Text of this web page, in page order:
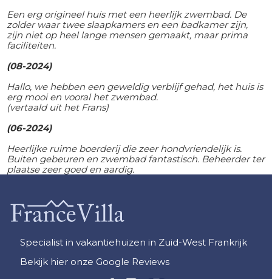
Een erg origineel huis met een heerlijk zwembad. De
zolder waar twee slaapkamers en een badkamer zijn,
zijn niet op heel lange mensen gemaakt, maar prima
faciliteiten.
(08-2024)
Hallo, we hebben een geweldig verblijf gehad, het huis is
erg mooi en vooral het zwembad.
(vertaald uit het Frans)
(06-2024)
Heerlijke ruime boerderij die zeer hondvriendelijk is.
Buiten gebeuren en zwembad fantastisch. Beheerder ter
plaatse zeer goed en aardig.
Specialist in vakantiehuizen in Zuid-West Frankrijk
Bekijk hier onze Google Reviews